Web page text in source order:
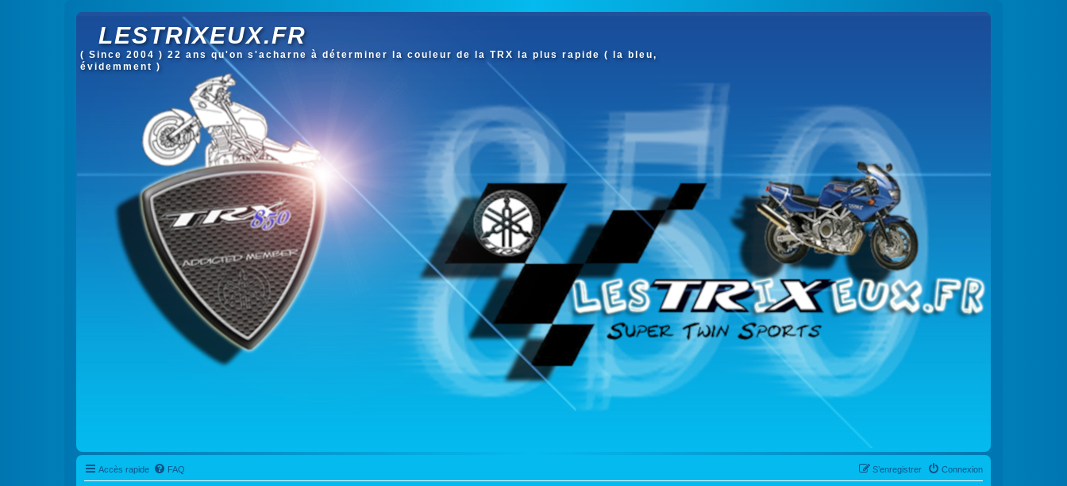
LESTRIXEUX.FR
( Since 2004 ) 22 ans qu'on s'acharne à déterminer la couleur de la TRX la plus rapide ( la bleu,
évidemment )
Accès rapide FAQ Connexion
S’enregistrer